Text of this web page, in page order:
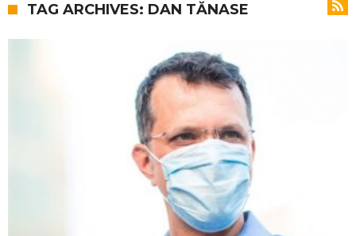
TAG ARCHIVES: DAN TĂNASE